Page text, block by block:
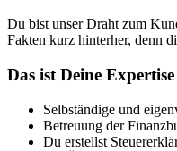
Du bist unser Draht zum
Fakten kurz hinterher, denn
Das ist Deine Expertise
Selbständige und
Betreuung der
Du erstellst